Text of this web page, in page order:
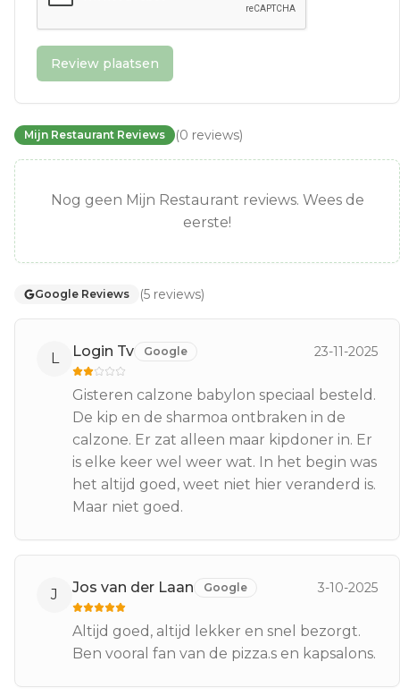
Review plaatsen
Mijn Restaurant Reviews (0 reviews)
Nog geen Mijn Restaurant reviews. Wees de
eerste!
Google Reviews (5 reviews)
L Login Tv Google 23-11-2025
Gisteren calzone babylon speciaal besteld.
De kip en de sharmoa ontbraken in de
calzone. Er zat alleen maar kipdoner in. Er
is elke keer wel weer wat. In het begin was
het altijd goed, weet niet hier veranderd is.
Maar niet goed.
J Jos van der Laan Google 3-10-2025
Altijd goed, altijd lekker en snel bezorgt.
Ben vooral fan van de pizza.s en kapsalons.